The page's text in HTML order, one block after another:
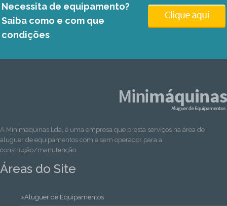
Necessita de equipamento?
Saiba como e com que
condições
A Minimaquinas Lda, é uma empresa que presta serviços na área de
aluguer de equipamentos com e sem operador para a
construção/manutenção.
Áreas do Site
»Aluguer de Equipamentos